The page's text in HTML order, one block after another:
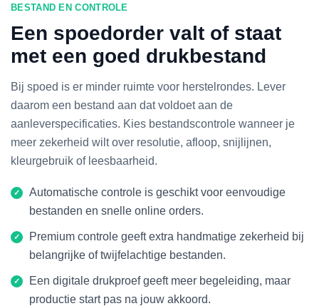
BESTAND EN CONTROLE
Een spoedorder valt of staat
met een goed drukbestand
Bij spoed is er minder ruimte voor herstelrondes. Lever
daarom een bestand aan dat voldoet aan de
aanleverspecificaties. Kies bestandscontrole wanneer je
meer zekerheid wilt over resolutie, afloop, snijlijnen,
kleurgebruik of leesbaarheid.
Automatische controle is geschikt voor eenvoudige
bestanden en snelle online orders.
Premium controle geeft extra handmatige zekerheid bij
belangrijke of twijfelachtige bestanden.
Een digitale drukproef geeft meer begeleiding, maar
productie start pas na jouw akkoord.